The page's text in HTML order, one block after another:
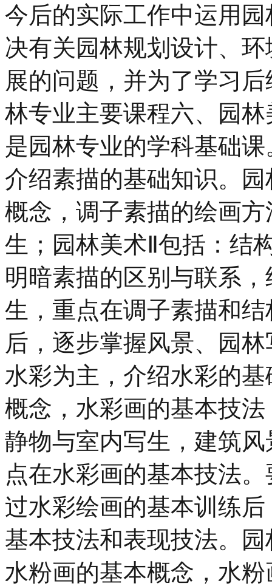
今后的实际工作中运用
决有关园林规划设计、
展的问题，并为了学
林专业主要课程六、
是园林专业的学科基础
介绍素描的基础知识。
概念，调子素描的绘画
生；园林美术Ⅱ包括：结
明暗素描的区别与联系
生，重点在调子素描和
后，逐步掌握风景、园
水彩为主，介绍水彩的
概念，水彩画的基本技
静物与室内写生，建筑
点在水彩画的基本技法
过水彩绘画的基本训练
基本技法和表现技法。
水粉画的基本概念，水